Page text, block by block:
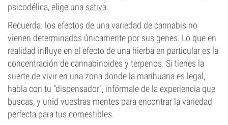
psicodélica, elige una sativa.
Recuerda: los efectos de una variedad de cannabis no
vienen determinados únicamente por sus genes. Lo que en
realidad influye en el efecto de una hierba en particular es la
concentración de cannabinoides y terpenos. Si tienes la
suerte de vivir en una zona donde la marihuana es legal,
habla con tu “dispensador”, infórmale de la experiencia que
buscas, y unid vuestras mentes para encontrar la variedad
perfecta para tus comestibles.